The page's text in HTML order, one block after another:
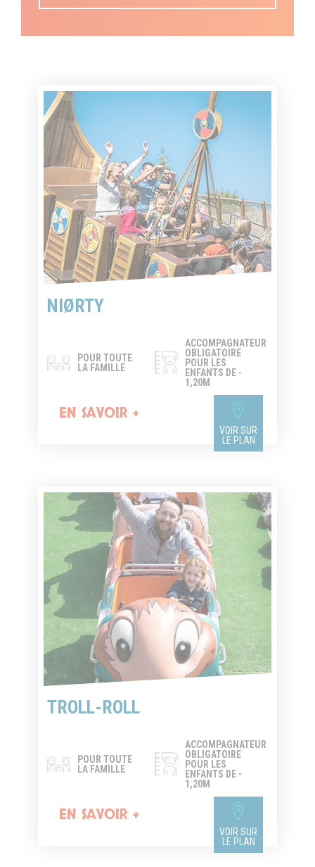
NIØRTY
POUR TOUTE
LA FAMILLE
ACCOMPAGNATEUR
OBLIGATOIRE
POUR LES
ENFANTS DE -
1,20M
EN SAVOIR +
VOIR SUR
LE PLAN
TROLL-ROLL
POUR TOUTE
LA FAMILLE
ACCOMPAGNATEUR
OBLIGATOIRE
POUR LES
ENFANTS DE -
1,20M
EN SAVOIR +
VOIR SUR
LE PLAN